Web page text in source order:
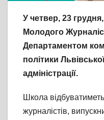
У четвер, 23
Молодого
Департаментом
політики
адміністрації.
Школа
журналістів,